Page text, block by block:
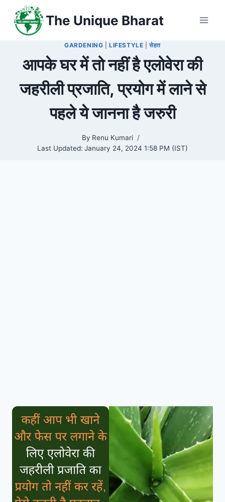
content
The Unique Bharat
GARDENING |LIFESTYLE |सेहत
आपके घर में तो नहीं है एलोवेरा की
जहरीली प्रजाति, प्रयोग में लाने से
पहले ये जानना है जरुरी
By Renu Kumari
Last Updated: January 24, 2024 1:58 PM (IST)